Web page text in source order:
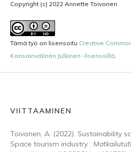
Copyright (c) 2022 Annette Toivonen
Tämä työ on lisensoitu Creative
Kansainvälinen Julkinen -lisenssillä.
VIITTAAMINEN
Toivonen, A. (2022). Sustainability
Space tourism industry .